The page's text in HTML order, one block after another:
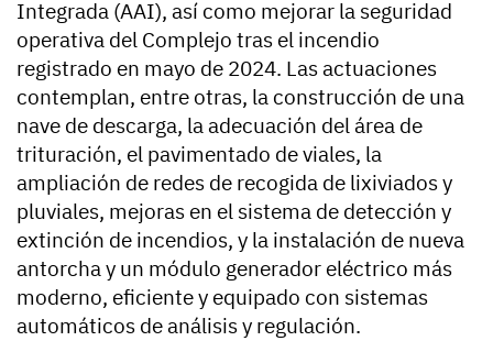
Integrada (AAI), así como mejorar la seguridad
operativa del Complejo tras el incendio
registrado en mayo de 2024. Las actuaciones
contemplan, entre otras, la construcción de una
nave de descarga, la adecuación del área de
trituración, el pavimentado de viales, la
ampliación de redes de recogida de lixiviados y
pluviales, mejoras en el sistema de detección y
extinción de incendios, y la instalación de nueva
antorcha y un módulo generador eléctrico más
moderno, eficiente y equipado con sistemas
automáticos de análisis y regulación.